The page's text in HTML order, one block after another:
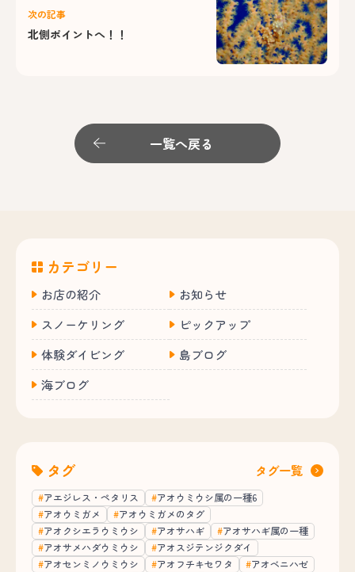
次の記事
北側ポイントへ！！
一覧へ戻る
カテゴリー
お店の紹介
お知らせ
スノーケリング
ピックアップ
体験ダイビング
島ブログ
海ブログ
タグ タグ一覧
アエジレス・ペタリス
アオウミウシ属の一種6
アオウミガメ
アオウミガメのタグ
アオクシエラウミウシ
アオサハギ
アオサハギ属の一種
アオサメハダウミウシ
アオスジテンジクダイ
アオセンミノウミウシ
アオフチキセワタ
アオベニハゼ